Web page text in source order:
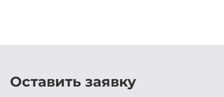
Оставить заявку